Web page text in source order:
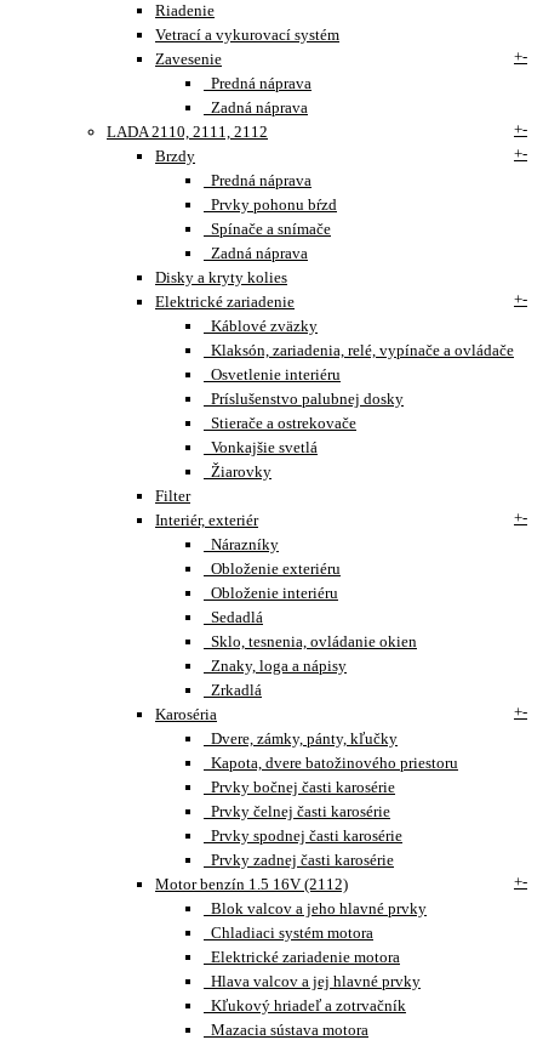
Riadenie
Vetrací a vykurovací systém
Zavesenie
+-
Predná náprava
Zadná náprava
LADA 2110, 2111, 2112
+-
Brzdy
+-
Predná náprava
Prvky pohonu bŕzd
Spínače a snímače
Zadná náprava
Disky a kryty kolies
Elektrické zariadenie
+-
Káblové zväzky
Klaksón, zariadenia, relé, vypínače a ovládače
Osvetlenie interiéru
Príslušenstvo palubnej dosky
Stierače a ostrekovače
Vonkajšie svetlá
Žiarovky
Filter
Interiér, exteriér
+-
Nárazníky
Obloženie exteriéru
Obloženie interiéru
Sedadlá
Sklo, tesnenia, ovládanie okien
Znaky, loga a nápisy
Zrkadlá
Karoséria
+-
Dvere, zámky, pánty, kľučky
Kapota, dvere batožinového priestoru
Prvky bočnej časti karosérie
Prvky čelnej časti karosérie
Prvky spodnej časti karosérie
Prvky zadnej časti karosérie
Motor benzín 1.5 16V (2112)
+-
Blok valcov a jeho hlavné prvky
Chladiaci systém motora
Elektrické zariadenie motora
Hlava valcov a jej hlavné prvky
Kľukový hriadeľ a zotrvačník
Mazacia sústava motora